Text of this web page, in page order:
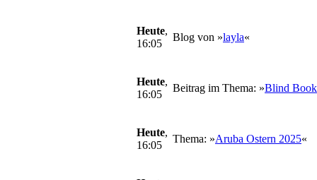
Heute,
16:05
Blog von »layla«
Heute,
16:05
Beitrag im Thema: »Blind
Heute,
16:05
Thema: »Aruba Ostern 2025«